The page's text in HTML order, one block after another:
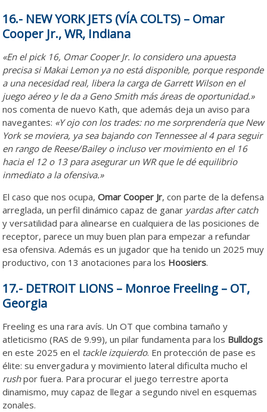
16.- NEW YORK JETS (VÍA COLTS) – Omar
Cooper Jr., WR, Indiana
«En el pick 16, Omar Cooper Jr. lo considero una apuesta
precisa si Makai Lemon ya no está disponible, porque responde
a una necesidad real, libera la carga de Garrett Wilson en el
juego aéreo y le da a Geno Smith más áreas de oportunidad.»
nos comenta de nuevo Kath, que además deja un aviso para
navegantes: «Y ojo con los trades: no me sorprendería que New
York se moviera, ya sea bajando con Tennessee al 4 para seguir
en rango de Reese/Bailey o incluso ver movimiento en el 16
hacia el 12 o 13 para asegurar un WR que le dé equilibrio
inmediato a la ofensiva.»
El caso que nos ocupa,Omar Cooper Jr, con parte de la defensa
arreglada, un perfil dinámico capaz de ganar yardas after catch
y versatilidad para alinearse en cualquiera de las posiciones de
receptor, parece un muy buen plan para empezar a refundar
esa ofensiva. Además es un jugador que ha tenido un 2025 muy
productivo, con 13 anotaciones para los Hoosiers.
17.- DETROIT LIONS – Monroe Freeling – OT,
Georgia
Freeling es una rara avís. Un OT que combina tamaño y
atleticismo (RAS de 9.99), un pilar fundamenta para los Bulldogs
en este 2025 en el tackle izquierdo. En protección de pase es
élite: su envergadura y movimiento lateral dificulta mucho el
rushpor fuera. Para procurar el juego terrestre aporta
dinamismo, muy capaz de llegar a segundo nivel en esquemas
zonales.